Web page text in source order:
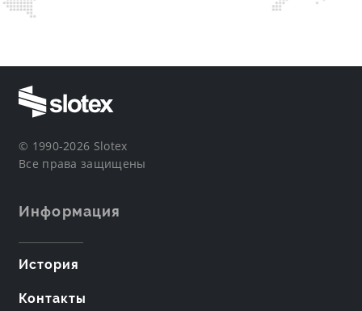
© 1990-2026 Slotex
Все права защищены
Информация
История
Контакты